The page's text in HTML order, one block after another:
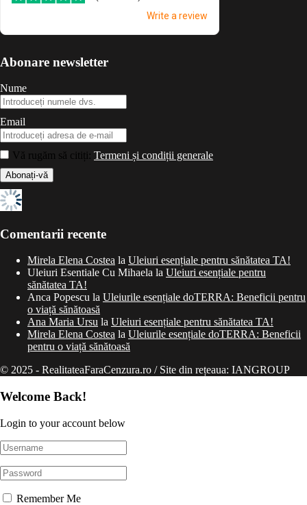
Abonare newsletter
Nume
Email
Vă rugăm să citiți: Termeni și condiții generale
Comentarii recente
Mirela Elena Costea la Uleiuri esențiale pentru sănătatea TA!
Uleiuri Esentiale Cu Mihaela la Uleiuri esențiale pentru
sănătatea TA!
Anca Popescu la Uleiurile esențiale doTERRA: Beneficii pentru
o viață sănătoasă
Ana Maria Ursu la Uleiuri esențiale pentru sănătatea TA!
Mirela Elena Costea la Uleiurile esențiale doTERRA: Beneficii
pentru o viață sănătoasă
© 2025 - RealitateaFaraCenzura.ro / Site din rețeaua: IANGROUP
Welcome Back!
Login to your account below
Remember Me